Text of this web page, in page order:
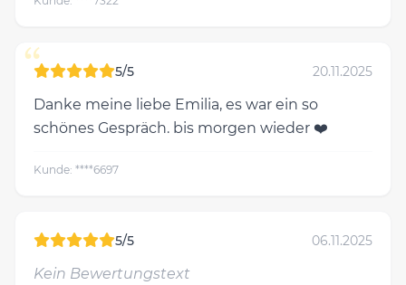
“ 5/5 20.11.2025
Danke meine liebe Emilia, es war ein so
schönes Gespräch. bis morgen wieder ❤️
Kunde: ****6697
5/5 06.11.2025
Kein Bewertungstext